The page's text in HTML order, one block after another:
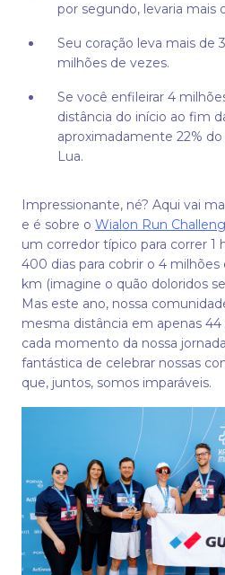
por segundo, levaria mais
Seu coração leva mais de
milhões de vezes.
Se você enfileirar 4
distância do início ao fim
aproximadamente 22%
Lua.
Impressionante, né? Aqui vai
e é sobre o Wialon Run
um corredor típico para correr 1
400 dias para cobrir o 4
km (imagine o quão doloridos
Mas este ano, nossa
mesma distância em apenas
cada momento da nossa
fantástica de celebrar nossas
que, juntos, somos imparáveis.